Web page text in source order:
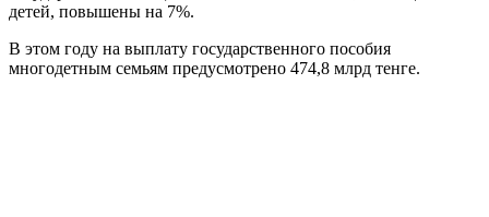
детей, повышены на 7%.
В этом году на выплату государственного пособия
многодетным семьям предусмотрено 474,8 млрд тенге.